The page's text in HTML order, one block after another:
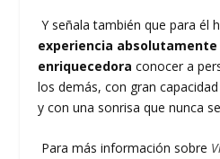
Y señala también que para él
experiencia absolutamente
enriquecedora conocer a
los demás, con gran
y con una sonrisa que nunca
Para más información sobre